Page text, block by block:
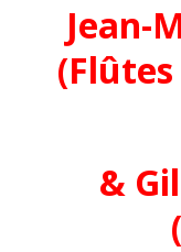
Jean-
&